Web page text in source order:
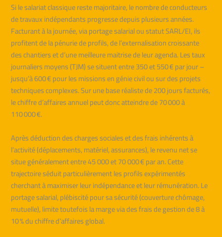
Si le salariat classique reste majoritaire, le nombre de conducteurs
de travaux indépendants progresse depuis plusieurs années.
Facturant à la journée, via portage salarial ou statut SARL/EI, ils
profitent de la pénurie de profils, de l’externalisation croissante
des chantiers et d’une meilleure maitrise de leur agenda. Les taux
journaliers moyens (TJM) se situent entre 350 et 550 € par jour –
jusqu’à 600 € pour les missions en génie civil ou sur des projets
techniques complexes. Sur une base réaliste de 200 jours facturés,
le chiffre d’affaires annuel peut donc atteindre de 70 000 à
110 000 €.
Après déduction des charges sociales et des frais inhérents à
l’activité (déplacements, matériel, assurances), le revenu net se
situe généralement entre 45 000 et 70 000 € par an. Cette
trajectoire séduit particulièrement les profils expérimentés
cherchant à maximiser leur indépendance et leur rémunération. Le
portage salarial, plébiscité pour sa sécurité (couverture chômage,
mutuelle), limite toutefois la marge via des frais de gestion de 8 à
10 % du chiffre d’affaires global.